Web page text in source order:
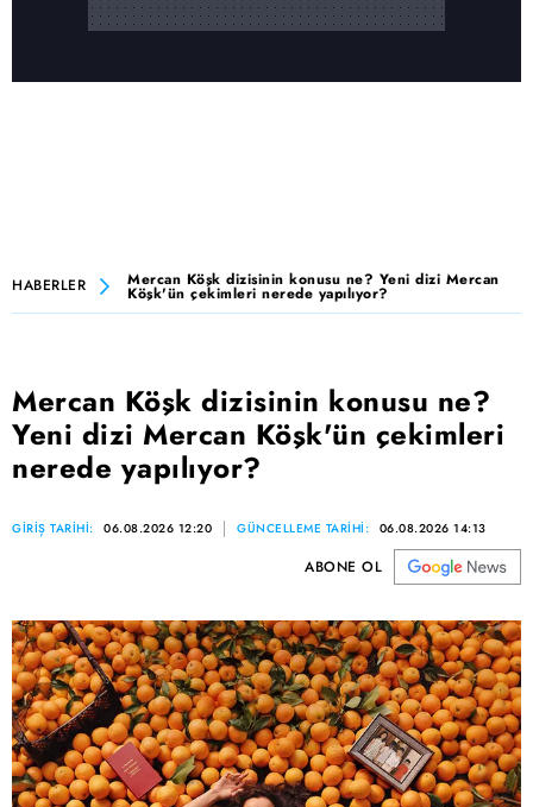
HABERLER Mercan Köşk dizisinin konusu ne? Yeni dizi Mercan
Köşk'ün çekimleri nerede yapılıyor?
Mercan Köşk dizisinin konusu ne?
Yeni dizi Mercan Köşk'ün çekimleri
nerede yapılıyor?
GİRİŞ TARİHİ: 06.08.2026 12:20 GÜNCELLEME TARİHİ: 06.08.2026 14:13
ABONE OL